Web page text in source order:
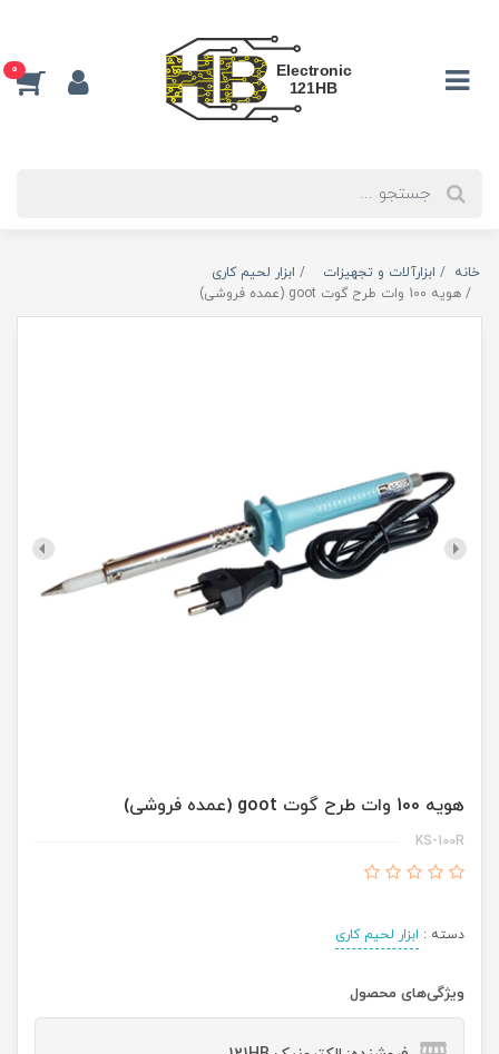
0
خانه ابزارآلات و تجهیزات
ابزار لحیم کاری
هویه 100 وات طرح گوت goot (عمده فروشی)
هویه 100 وات طرح گوت goot (عمده فروشی)
KS-100R
دسته : ابزار لحیم کاری
ویژگی‌های محصول